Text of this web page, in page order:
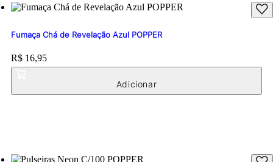
Fumaça Chá de Revelação Azul POPPER
Price:
R$ 16,95